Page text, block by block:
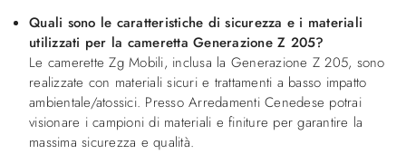
Quali sono le caratteristiche di sicurezza e i materiali
utilizzati per la cameretta Generazione Z 205?
Le camerette Zg Mobili, inclusa la Generazione Z 205, sono
realizzate con materiali sicuri e trattamenti a basso impatto
ambientale/atossici. Presso Arredamenti Cenedese potrai
visionare i campioni di materiali e finiture per garantire la
massima sicurezza e qualità.